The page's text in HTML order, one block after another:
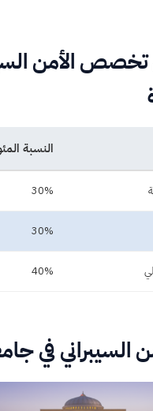
الأمن
النسبة
30%
30%
40%
السيبراني في